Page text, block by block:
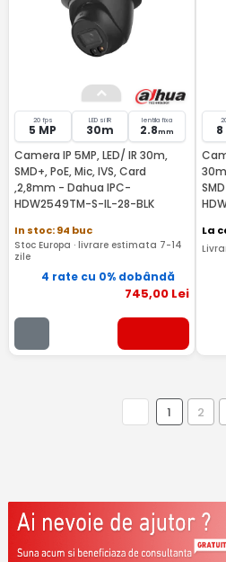
20 fps
5 MP
LED si IR
30m
lentila fixa
2.8mm
Camera IP 5MP, LED/ IR 30m,
SMD+, PoE, Mic, IVS, Card
,2,8mm - Dahua IPC-
HDW2549TM-S-IL-28-BLK
In stoc: 94 buc
Stoc Europa · livrare estimata 7-14
zile
4 rate cu 0% dobândă
745,00Lei
8
La
1 2